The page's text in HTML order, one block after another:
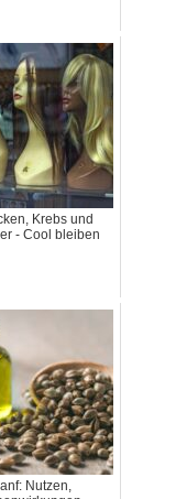
Krebs und
- Cool bleiben
Nutzen,